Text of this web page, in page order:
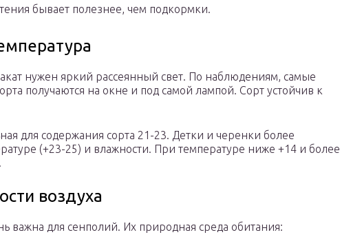
бывает полезнее, чем подкормки.
нужен яркий рассеянный свет. По наблюдениям, самые
получаются на окне и под самой лампой. Сорт устойчив к
для содержания сорта 21-23. Детки и черенки более
(+23-25) и влажности. При температуре ниже +14 и более
воздуха
важна для сенполий. Их природная среда обитания: